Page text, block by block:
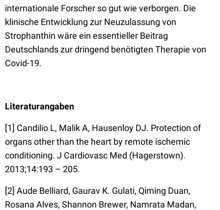
internationale Forscher so gut wie verborgen. Die
klinische Entwicklung zur Neuzulassung von
Strophanthin wäre ein essentieller Beitrag
Deutschlands zur dringend benötigten Therapie von
Covid-19.
Literaturangaben
[1] Candilio L, Malik A, Hausenloy DJ. Protection of
organs other than the heart by remote ischemic
conditioning. J Cardiovasc Med (Hagerstown).
2013;14:193 – 205.
[2] Aude Belliard, Gaurav K. Gulati, Qiming Duan,
Rosana Alves, Shannon Brewer, Namrata Madan,